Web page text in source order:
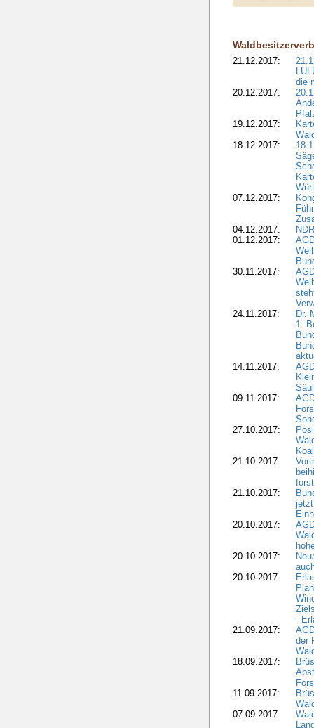
21.12.2017:
die
20.12.2017:
19.12.2017:
18.12.2017:
07.12.2017:
04.12.2017:
01.12.2017:
30.11.2017:
24.11.2017:
Dr.
1.
14.11.2017:
09.11.2017:
27.10.2017:
21.10.2017:
21.10.2017:
20.10.2017:
20.10.2017:
20.10.2017:
-
21.09.2017:
der
18.09.2017:
11.09.2017:
07.09.2017: